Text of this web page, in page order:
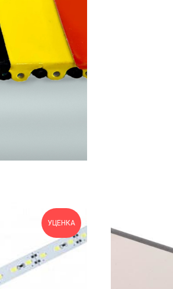
УЦЕНКА